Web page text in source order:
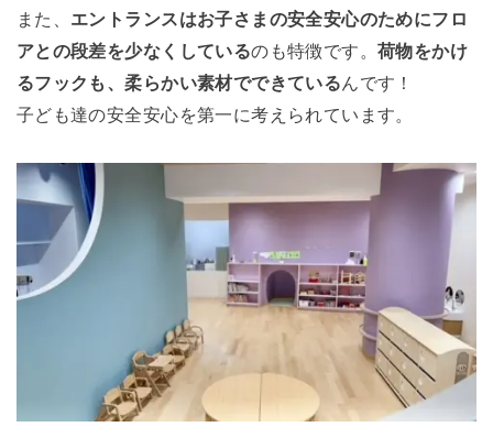
また、 エントランスはお子さまの安全安心のためにフロ
アとの段差を少なくしているのも特徴です。荷物をかけ
るフックも、柔らかい素材でできているんです！
子ども達の安全安心を第一に考えられています。